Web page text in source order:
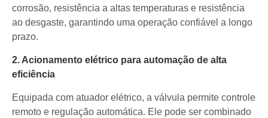
corrosão, resistência a altas temperaturas e resistência
ao desgaste, garantindo uma operação confiável a longo
prazo.
2. Acionamento elétrico para automação de alta
eficiência
Equipada com atuador elétrico, a válvula permite controle
remoto e regulação automática. Ele pode ser combinado